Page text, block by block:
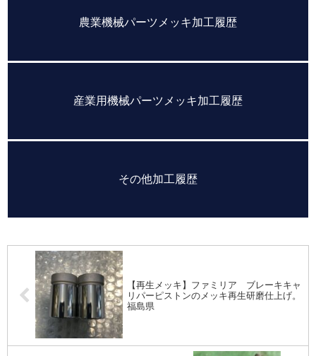
農業機械パーツメッキ加工履歴
産業用機械パーツメッキ加工履歴
その他加工履歴
【再生メッキ】ファミリア ブレーキキャ
リパーピストンのメッキ再生研磨仕上げ。
福島県